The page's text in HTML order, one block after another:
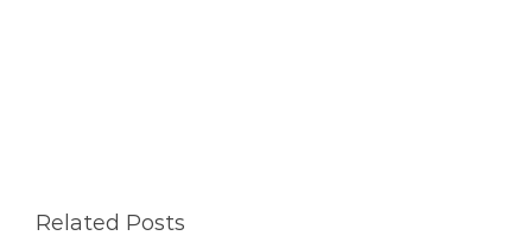
Related Posts